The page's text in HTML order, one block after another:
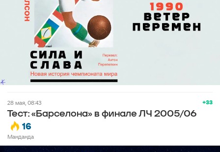
+33
28 мая, 08:43
Тест: «Барселона» в финале ЛЧ 2005/06
16
Манданда